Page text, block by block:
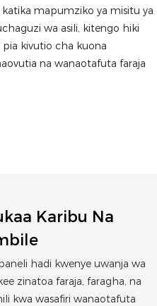
mapumziko ya misitu ya
wa asili, kitengo hiki
kivutio cha kuona
na wanaotafuta faraja
Karibu Na
hadi kwenye uwanja wa
zinatoa faraja, faragha, na
kwa wasafiri wanaotafuta